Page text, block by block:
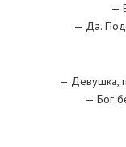
—
— Да.
— Девушка,
— Бог